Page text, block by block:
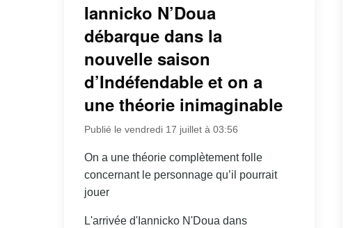
Iannicko N’Doua
débarque dans la
nouvelle saison
d’Indéfendable et on a
une théorie inimaginable
Publié le vendredi 17 juillet à 03:56
On a une théorie complètement folle
concernant le personnage qu’il pourrait
jouer
L'arrivée d'Iannicko N'Doua dans